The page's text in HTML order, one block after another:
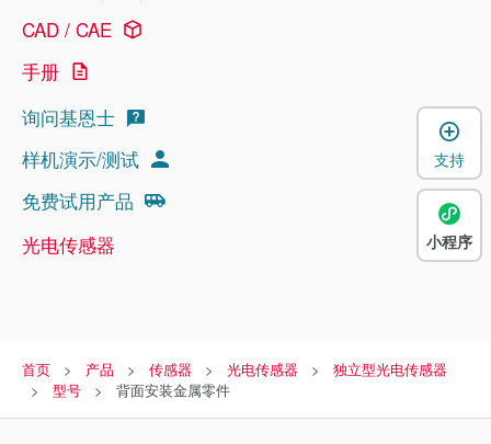
CAD / CAE
手册
询问基恩士
样机演示/测试
免费试用产品
光电传感器
首页 产品 传感器 光电传感器
独立型光电传感器
型号
背面安装金属零件
支持
小程序